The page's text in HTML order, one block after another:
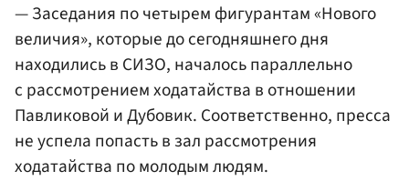
— Заседания по четырем фигурантам «Нового
величия», которые до сегодняшнего дня
находились в СИЗО, началось параллельно
с рассмотрением ходатайства в отношении
Павликовой и Дубовик. Соответственно, пресса
не успела попасть в зал рассмотрения
ходатайства по молодым людям.